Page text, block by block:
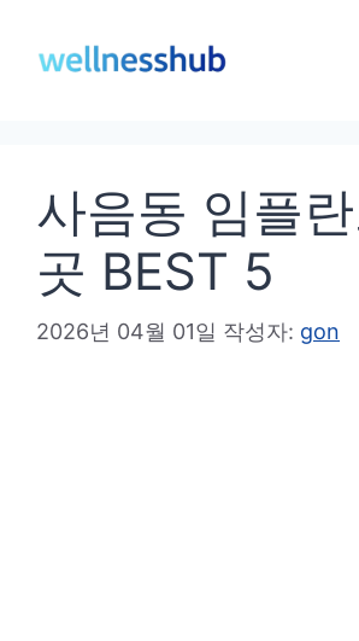
사음동 임플
곳 BEST 5
2026년 04월 01일 작성자: gon